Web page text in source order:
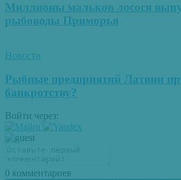
Миллионы мальков лосося
рыбоводы Приморья
Новости
Рыбные предприятий Латвии
банкротству?
Войти через:
0 комментариев